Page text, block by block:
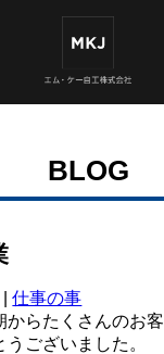
BLOG
|仕事の事
からたくさんのお
ございました。